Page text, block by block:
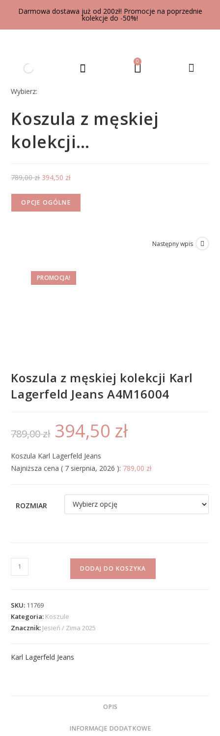
Darmowa dostawa już od 200zł! Promocje na poprzednie
kolekcje do -50%!
0
Wybierz:
Koszula z męskiej
kolekcji…
789,00zł 394,50 zł
OPCJE OGÓLNE
PROMOCJA!
Następny wpis
Koszula z męskiej kolekcji Karl
Lagerfeld Jeans A4M16004
789,00zł 394,50 zł
Koszula Karl Lagerfeld Jeans
Najniższa cena ( 7 sierpnia, 2026 ): 789,00 zł
ROZMIAR
DODAJ DO KOSZYKA
SKU: 11769
Kategoria: Koszule
Znacznik: Jesień / Zima 2025
Karl Lagerfeld Jeans
OPIS
INFORMACJE DODATKOWE